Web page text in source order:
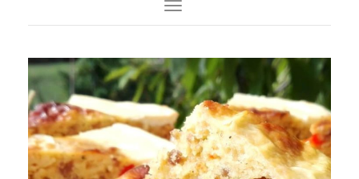
Toggle Navigation